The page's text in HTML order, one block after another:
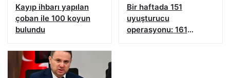
Kayıp ihbarı yapılan
çoban ile 100 koyun
bulundu
Bir haftada 151
uyuşturucu
operasyonu: 161